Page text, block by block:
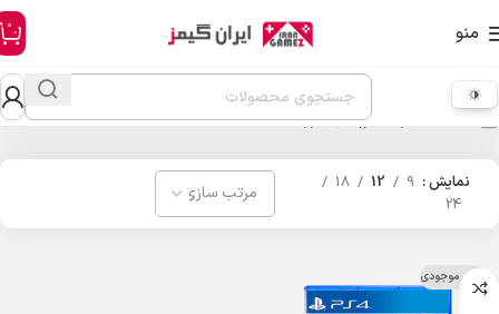
منو 0
محصولات برچسب خورده “need for speed”
نمایش 9
12
18
24
اتمام موجودی